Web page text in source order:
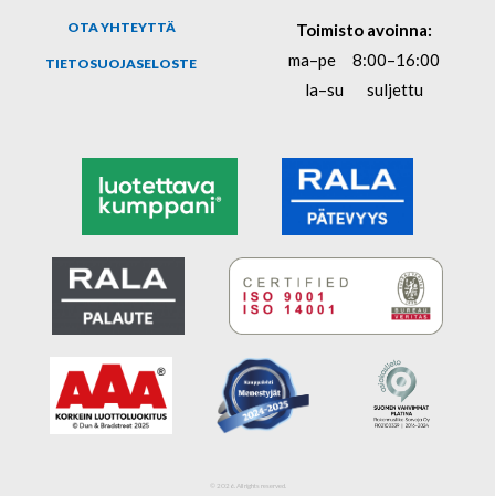
OTA YHTEYTTÄ
TIETOSUOJASELOSTE
Toimisto avoinna:
ma–pe
8:00–16:00
la–su
suljettu
© 2026. All rights reserved.